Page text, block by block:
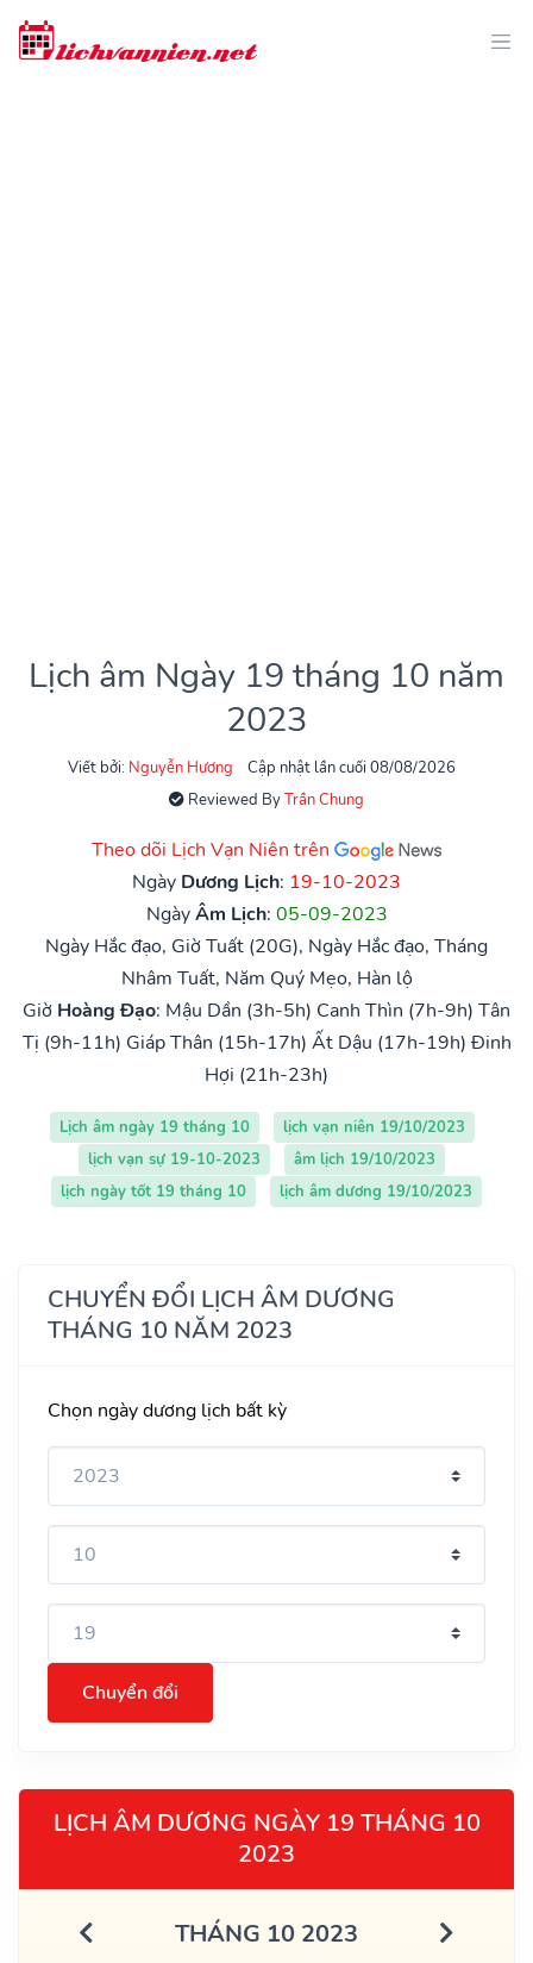
Lịch âm Ngày 19 tháng 10 năm
2023
Viết bởi: Nguyễn Hương
Cập nhật lần cuối 08/08/2026
Reviewed ByTrần Chung
Theo dõi Lịch Vạn Niên trên
Ngày Dương Lịch: 19-10-2023
NgàyÂm Lịch: 05-09-2023
Ngày Hắc đạo, Giờ Tuất (20G), Ngày Hắc đạo, Tháng
Nhâm Tuất, Năm Quý Mẹo, Hàn lộ
Giờ Hoàng Đạo: Mậu Dần (3h-5h) Canh Thìn (7h-9h) Tân
Tị (9h-11h) Giáp Thân (15h-17h) Ất Dậu (17h-19h) Đinh
Hợi (21h-23h)
Lịch âm ngày 19 tháng 10
lịch vạn niên 19/10/2023
lịch vạn sự 19-10-2023
âm lịch 19/10/2023
lịch ngày tốt 19 tháng 10
lịch âm dương 19/10/2023
CHUYỂN ĐỔI LỊCH ÂM DƯƠNG
THÁNG 10 NĂM 2023
Chọn ngày dương lịch bất kỳ
Chuyển đổi
LỊCH ÂM DƯƠNG NGÀY 19 THÁNG 10
2023
THÁNG 10 2023